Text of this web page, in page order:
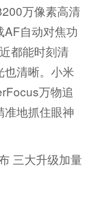
万像素高清
AF自动对焦功
都能时刻清
也清晰。小米
万物追
准地抓住眼神